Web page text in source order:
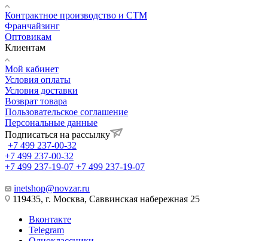
Контрактное производство и СТМ
Франчайзинг
Оптовикам
Клиентам
Мой кабинет
Условия оплаты
Условия доставки
Возврат товара
Пользовательское соглашение
Персональные данные
Подписаться на рассылку
+7 499 237-00-32
+7 499 237-00-32
+7 499 237-19-07 +7 499 237-19-07
inetshop@novzar.ru
119435, г. Москва, Саввинская набережная 25
Вконтакте
Telegram